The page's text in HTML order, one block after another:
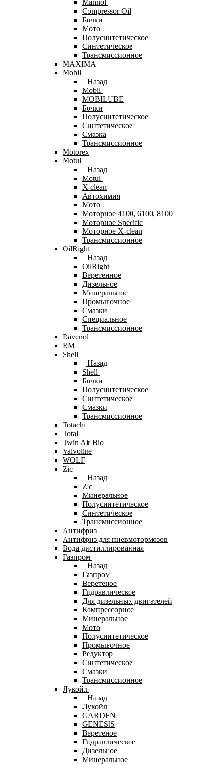
Mannol
Compressor Oil
Бочки
Мото
Полусинтетическое
Синтетическое
Трансмиссионное
MAXIMA
Mobil
Назад
Mobil
MOBILUBE
Бочки
Полусинтетическое
Синтетическое
Смазка
Трансмиссионное
Motorex
Motul
Назад
Motul
X-clean
Автохимия
Мото
Моторное 4100, 6100, 8100
Моторное Specific
Моторное X-clean
Трансмиссионное
OilRight
Назад
OilRight
Веретенное
Дизельное
Минеральное
Промывочное
Смазки
Специальное
Трансмиссионное
Ravenol
RM
Shell
Назад
Shell
Бочки
Полусинтетическое
Синтетическое
Смазки
Трансмиссионное
Totachi
Total
Twin Air Bio
Valvoline
WOLF
Zic
Назад
Zic
Минеральное
Полусинтетическое
Синтетическое
Трансмиссионное
Антифриз
Антифриз для пневмотормозов
Вода дистиллированная
Газпром
Назад
Газпром
Веретеное
Гидравлическое
Для дизельных двигателей
Компрессорное
Минеральное
Мото
Полусинтетическое
Промывочное
Редуктор
Синтетическое
Смазки
Трансмиссионное
Лукойл
Назад
Лукойл
GARDEN
GENESIS
Веретеное
Гидравлическое
Дизельное
Минеральное